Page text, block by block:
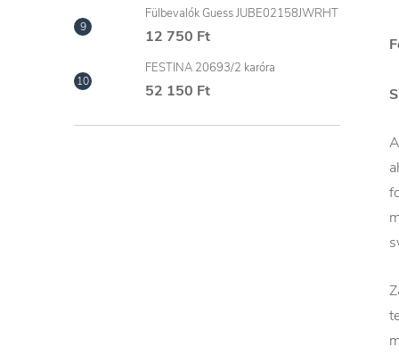
Fülbevalók Guess JUBE02158JWRHT
12 750 Ft
FESTINA 20693/2 karóra
52 150 Ft